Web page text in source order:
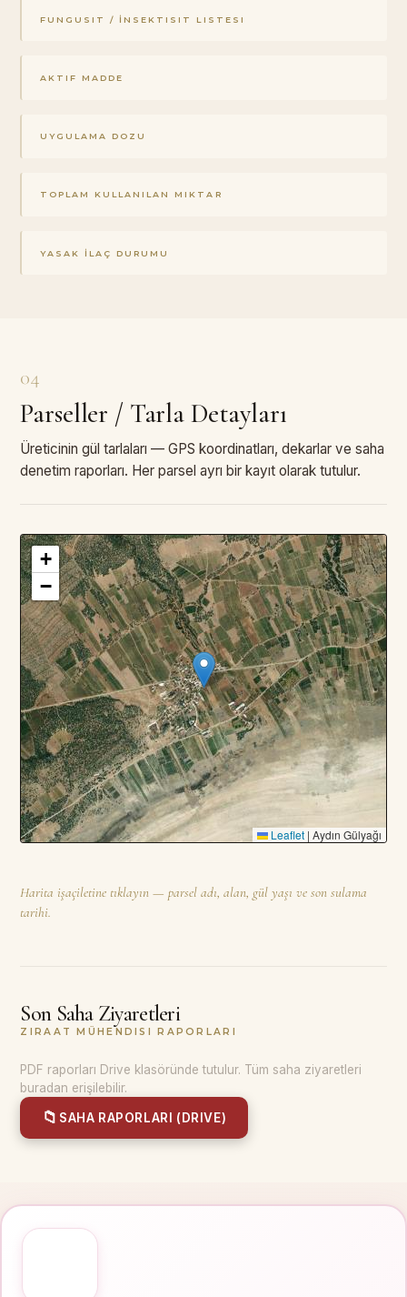
FUNGUSIT / İNSEKTISIT LISTESI
AKTIF MADDE
UYGULAMA DOZU
TOPLAM KULLANILAN MIKTAR
YASAK İLAÇ DURUMU
04
Parseller / Tarla Detayları
Üreticinin gül tarlaları — GPS koordinatları, dekarlar ve saha
denetim raporları. Her parsel ayrı bir kayıt olarak tutulur.
3 PARSEL · TOPLAM—DA
+
−
Leaflet | Aydın Gülyağı
Harita işaçiletine tıklayın — parsel adı, alan, gül yaşı ve son sulama
tarihi.
Son Saha Ziyaretleri
ZIRAAT MÜHENDISI RAPORLARI
PDF raporları Drive klasöründe tutulur. Tüm saha ziyaretleri
buradan erişilebilir.
📁 SAHA RAPORLARI (DRIVE)